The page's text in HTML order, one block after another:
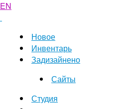
EN
Новое
Инвентарь
Задизайнено
Сайты
Студия